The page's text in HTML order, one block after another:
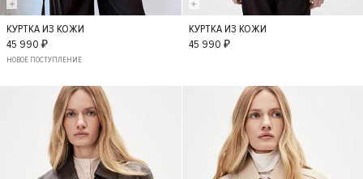
S
КУРТКА ИЗ КОЖИ
45 990 ₽
НОВОЕ ПОСТУПЛЕНИЕ
S
КУРТКА ИЗ КОЖИ
45 990 ₽